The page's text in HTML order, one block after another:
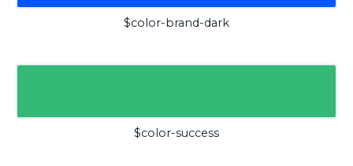
$color-brand-dark
$color-success